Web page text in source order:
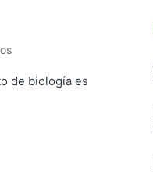
de biología es